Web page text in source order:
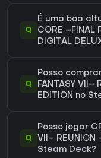
Q
É uma boa
CORE –FINAL
DIGITAL
Q
Posso
FANTASY VII–
EDITION no
Q
Posso jogar
VII– REUNION
Steam Deck?